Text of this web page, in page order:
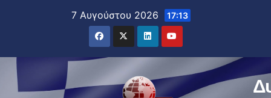
7 Αυγούστου 2026 17:13